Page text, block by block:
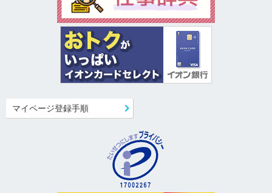
マイページ登録手順